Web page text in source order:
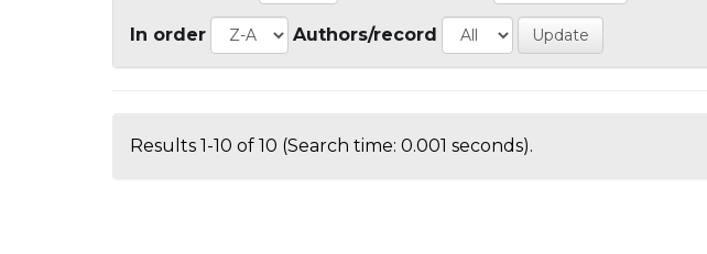
In order Authors/record
Results 1-10 of 10 (Search time: 0.001 seconds).